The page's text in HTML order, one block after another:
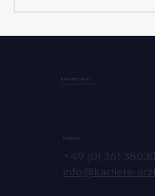
KARRIERE ARZT
KONTAKT
+49 (0) 361
info@karriere-